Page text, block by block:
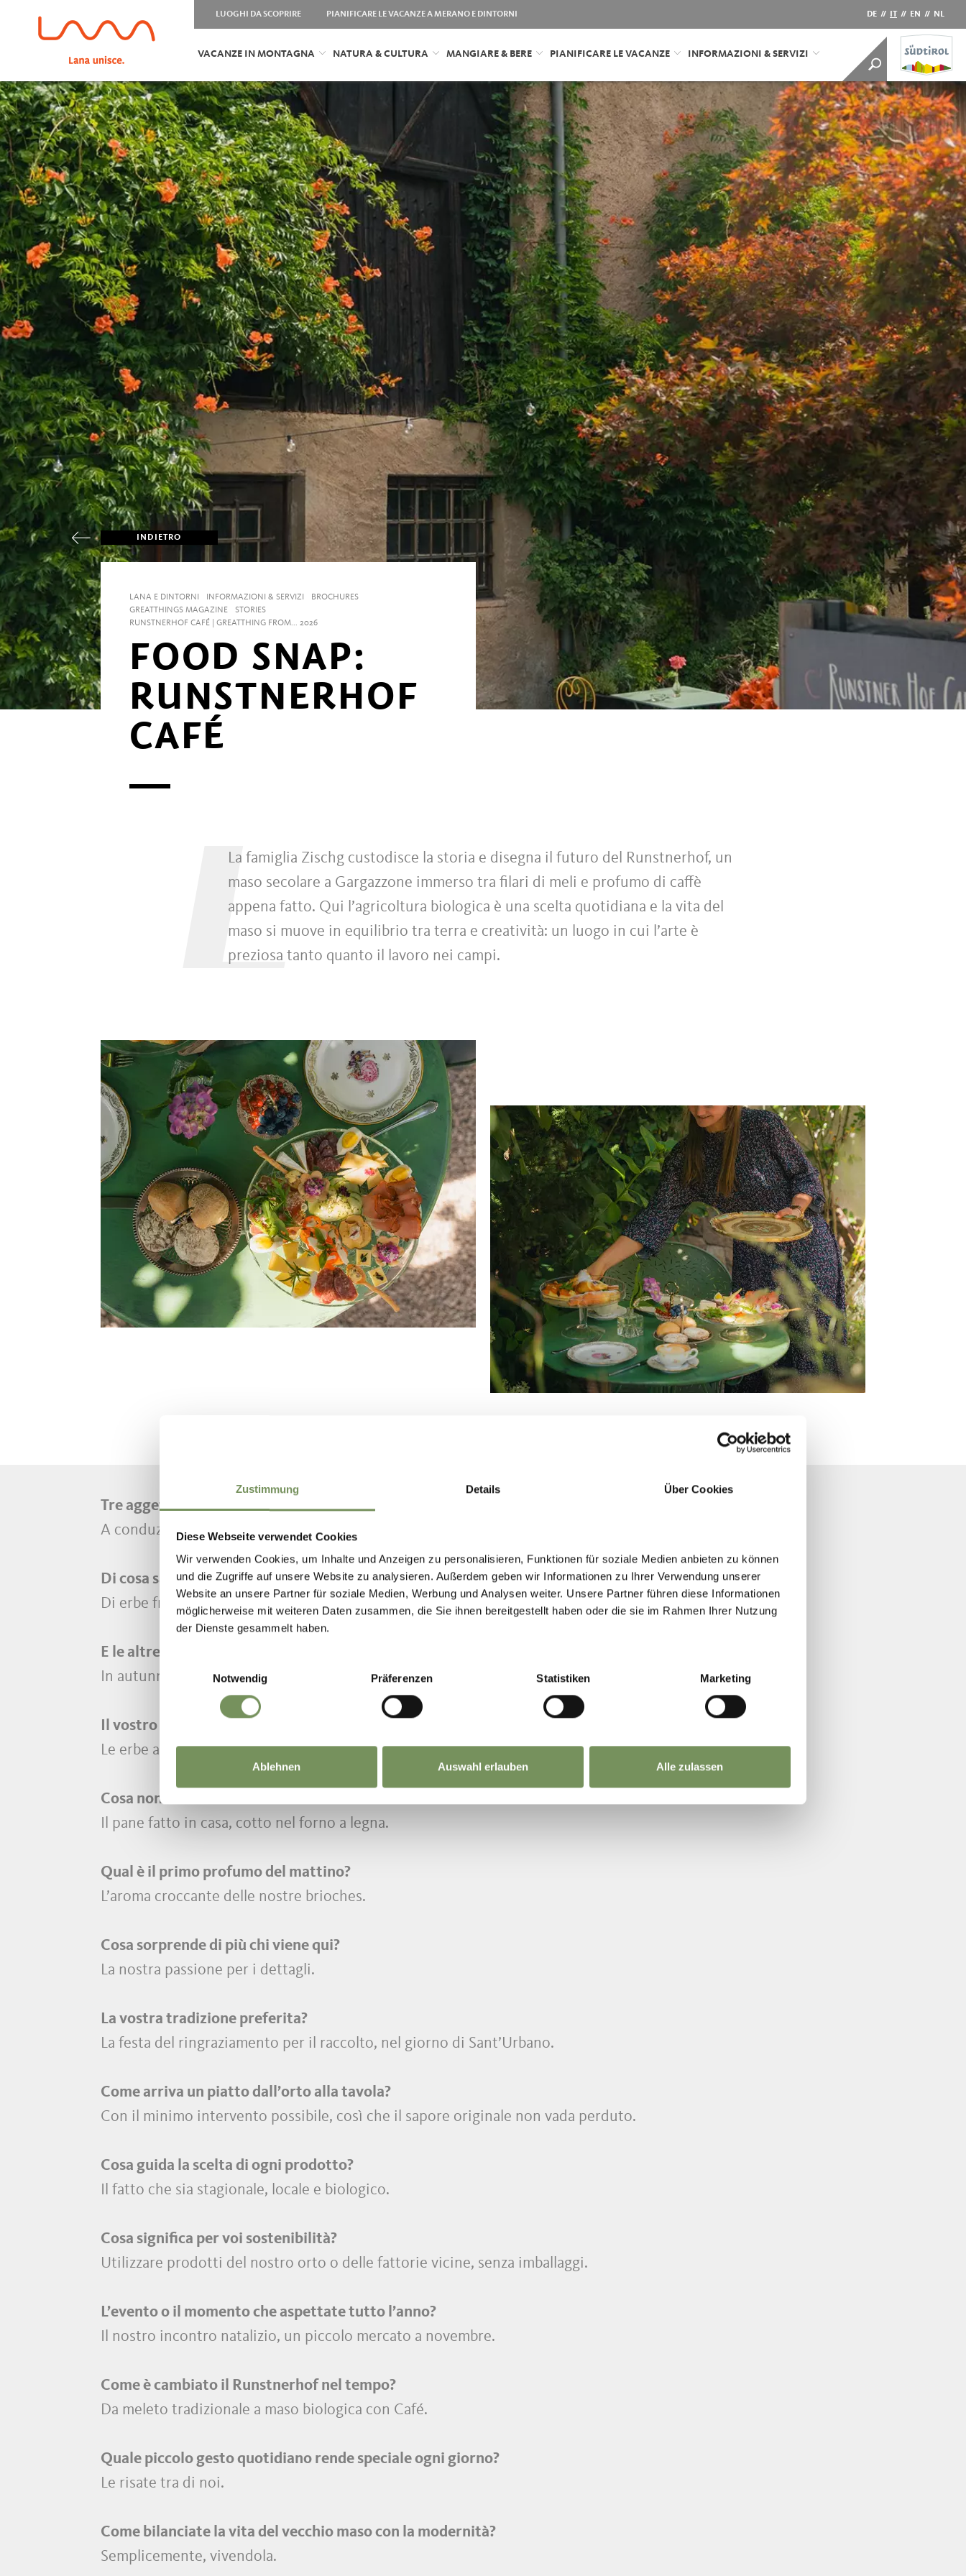
Zustimmung Details Über Cookies
Diese Webseite verwendet Cookies
Wir verwenden Cookies, um Inhalte und Anzeigen zu personalisieren, Funktionen für soziale Medien anbieten zu können
und die Zugriffe auf unsere Website zu analysieren. Außerdem geben wir Informationen zu Ihrer Verwendung unserer
Website an unsere Partner für soziale Medien, Werbung und Analysen weiter. Unsere Partner führen diese Informationen
möglicherweise mit weiteren Daten zusammen, die Sie ihnen bereitgestellt haben oder die sie im Rahmen Ihrer Nutzung
der Dienste gesammelt haben.
Notwendig
Präferenzen Statistiken Marketing
Ablehnen Auswahl erlauben Alle zulassen
LUOGHI DA SCOPRIRE PIANIFICARE LE VACANZE A MERANO E DINTORNI DE // IT // EN // NL
VACANZE IN MONTAGNA NATURA & CULTURA MANGIARE & BERE PIANIFICARE LE VACANZE INFORMAZIONI & SERVIZI
INDIETRO
LANA E DINTORNI INFORMAZIONI & SERVIZI
BROCHURES
GREATTHINGS MAGAZINE
STORIES
RUNSTNERHOF CAFÉ | GREATTHING FROM... 2026
FOOD SNAP:
RUNSTNERHOF
CAFÉ
L
La famiglia Zischg custodisce la storia e disegna il futuro del Runstnerhof, un
maso secolare a Gargazzone immerso tra filari di meli e profumo di caffè
appena fatto. Qui l’agricoltura biologica è una scelta quotidiana e la vita del
maso si muove in equilibrio tra terra e creatività: un luogo in cui l’arte è
preziosa tanto quanto il lavoro nei campi.
Tre aggettivi per descrivere il Runstnerhof Café?
A conduzione familiare, autentico, sincero.
Di cosa sa la primavera quassù?
Di erbe fresche e di fiori nuovi.
E le altre stagioni?
In autunno, di castagne – le nostre e quelle coltivate nei dintorni.
Il vostro ingrediente preferito dell’orto?
Le erbe aromatiche e tutte le verdure.
Cosa non manca mai in tavola?
Il pane fatto in casa, cotto nel forno a legna.
Qual è il primo profumo del mattino?
L’aroma croccante delle nostre brioches.
Cosa sorprende di più chi viene qui?
La nostra passione per i dettagli.
La vostra tradizione preferita?
La festa del ringraziamento per il raccolto, nel giorno di Sant’Urbano.
Come arriva un piatto dall’orto alla tavola?
Con il minimo intervento possibile, così che il sapore originale non vada perduto.
Cosa guida la scelta di ogni prodotto?
Il fatto che sia stagionale, locale e biologico.
Cosa significa per voi sostenibilità?
Utilizzare prodotti del nostro orto o delle fattorie vicine, senza imballaggi.
L’evento o il momento che aspettate tutto l’anno?
Il nostro incontro natalizio, un piccolo mercato a novembre.
Come è cambiato il Runstnerhof nel tempo?
Da meleto tradizionale a maso biologica con Café.
Quale piccolo gesto quotidiano rende speciale ogni giorno?
Le risate tra di noi.
Come bilanciate la vita del vecchio maso con la modernità?
Semplicemente, vivendola.